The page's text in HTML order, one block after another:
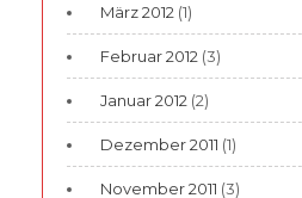
März 2012 (1)
Februar 2012 (3)
Januar 2012 (2)
Dezember 2011 (1)
November 2011 (3)